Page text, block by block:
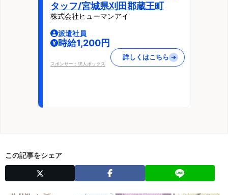
タッフ/宮城県刈田郡蔵王町
株式会社ヒューマンアイ
派遣社員
時給1,200円
スポンサー：求人ボックス
詳しくはこちら
この記事をシェア